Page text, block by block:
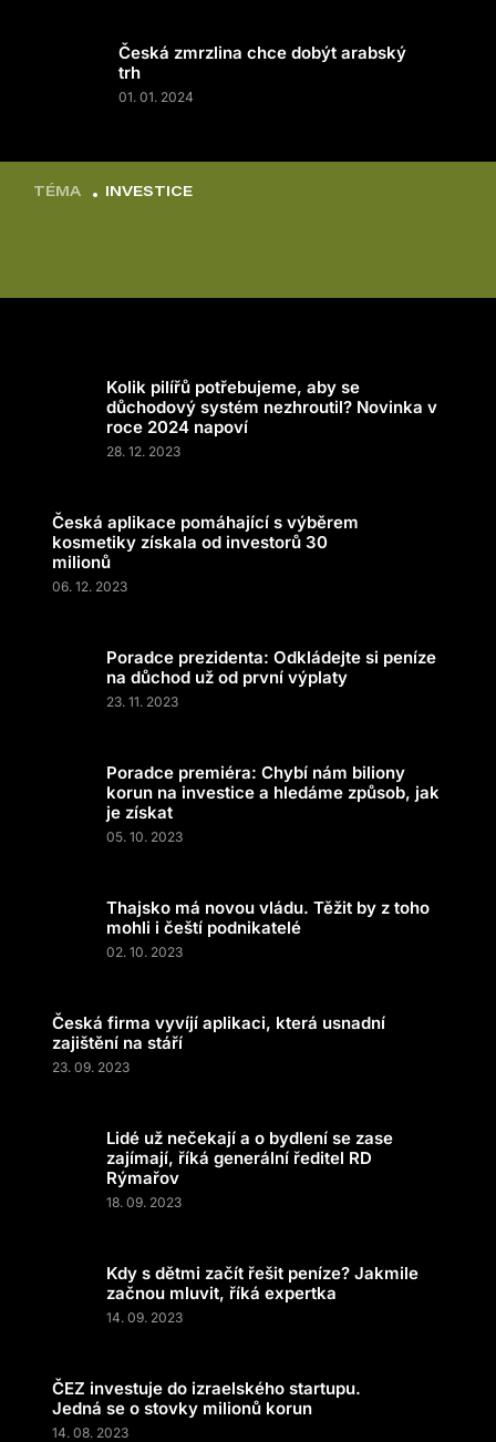
Česká zmrzlina chce dobýt arabský
trh
01. 01. 2024
TÉMA INVESTICE
Kolik pilířů potřebujeme, aby se
důchodový systém nezhroutil? Novinka v
roce 2024 napoví
28. 12. 2023
Česká aplikace pomáhající s výběrem
kosmetiky získala od investorů 30
milionů
06. 12. 2023
Poradce prezidenta: Odkládejte si peníze
na důchod už od první výplaty
23. 11. 2023
Poradce premiéra: Chybí nám biliony
korun na investice a hledáme způsob, jak
je získat
05. 10. 2023
Thajsko má novou vládu. Těžit by z toho
mohli i čeští podnikatelé
02. 10. 2023
Česká firma vyvíjí aplikaci, která usnadní
zajištění na stáří
23. 09. 2023
Lidé už nečekají a o bydlení se zase
zajímají, říká generální ředitel RD
Rýmařov
18. 09. 2023
Kdy s dětmi začít řešit peníze? Jakmile
začnou mluvit, říká expertka
14. 09. 2023
ČEZ investuje do izraelského startupu.
Jedná se o stovky milionů korun
14. 08. 2023